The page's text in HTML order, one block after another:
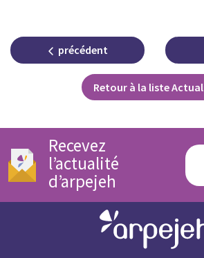
précédent
Retour à la liste
Recevez
l’actualité
d’arpejeh